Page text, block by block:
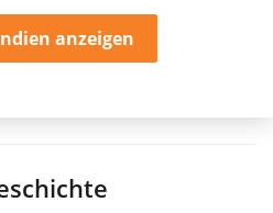
anzeigen